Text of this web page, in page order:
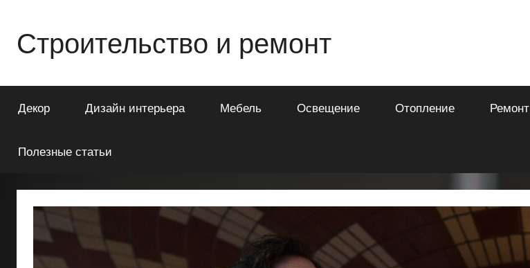
содержимому
Строительство и ремонт
о
строительстве
квартиры
Декор Дизайн интерьера Мебель Освещение Отопление Ремонт
Полезные статьи